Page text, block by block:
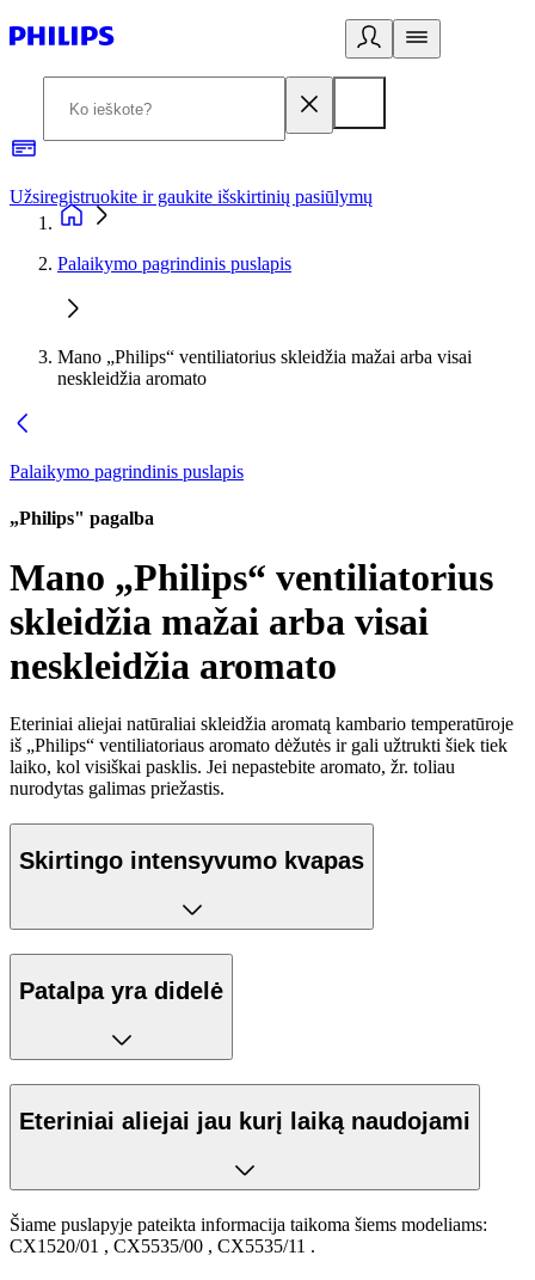
Užsiregistruokite ir gaukite išskirtinių pasiūlymų
Palaikymo pagrindinis puslapis
Mano „Philips“ ventiliatorius skleidžia mažai arba visai
neskleidžia aromato
Palaikymo pagrindinis puslapis
„Philips" pagalba
Mano „Philips“ ventiliatorius
skleidžia mažai arba visai
neskleidžia aromato
Eteriniai aliejai natūraliai skleidžia aromatą kambario temperatūroje
iš „Philips“ ventiliatoriaus aromato dėžutės ir gali užtrukti šiek tiek
laiko, kol visiškai pasklis. Jei nepastebite aromato, žr. toliau
nurodytas galimas priežastis.
Skirtingo intensyvumo kvapas
Patalpa yra didelė
Eteriniai aliejai jau kurį laiką naudojami
Šiame puslapyje pateikta informacija taikoma šiems modeliams:
CX1520/01 , CX5535/00 , CX5535/11 .